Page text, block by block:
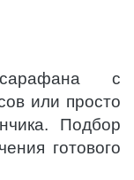
с
или просто
Подбор
готового